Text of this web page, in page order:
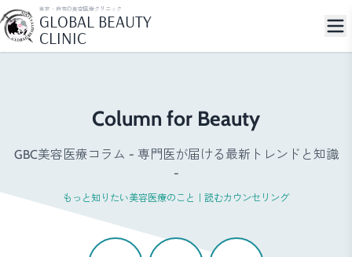
東京・麻布の美容医療クリニック
GLOBAL BEAUTY
CLINIC
Column for Beauty
GBC美容医療コラム - 専門医が届ける最新トレンドと知識
-
もっと知りたい美容医療のこと｜読むカウンセリング